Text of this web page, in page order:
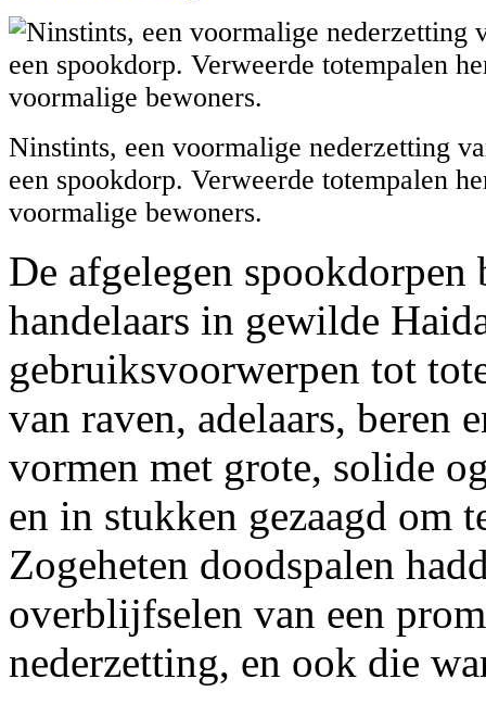
Ninstints, een voormalige nederzetting
een spookdorp. Verweerde totempalen
voormalige bewoners.
De afgelegen
handelaars in gewilde
gebruiksvoorwerpen tot
van raven, adelaars, beren
vormen met grote, solide
en in stukken gezaagd om
Zogeheten doodspalen
overblijfselen van een
nederzetting, en ook die